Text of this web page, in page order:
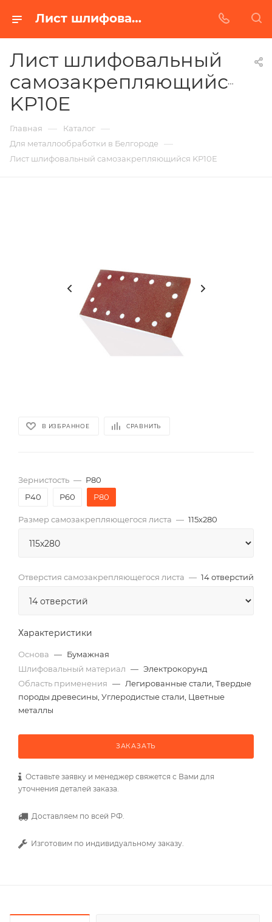
Лист шлифовальный самозакрепляющийся KP10E в Белгороде | Купить по недорогой цене от Абразивного Завода
Лист шлифовальный
самозакрепляющийся
KP10E
Главная — Каталог —
Для металлообработки в Белгороде —
Лист шлифовальный самозакрепляющийся KP10E
В ИЗБРАННОЕ СРАВНИТЬ
Зернистость — P80
P40
P60 P80
Размер самозакрепляющегося листа — 115х280
Отверстия самозакрепляющегося листа — 14 отверстий
Характеристики
Основа — Бумажная
Шлифовальный материал — Электрокорунд
Область применения — Легированные стали, Твердые
породы древесины, Углеродистые стали, Цветные
металлы
ЗАКАЗАТЬ
Оставьте заявку и менеджер свяжется с Вами для
уточнения деталей заказа.
Доставляем по всей РФ.
Изготовим по индивидуальному заказу.